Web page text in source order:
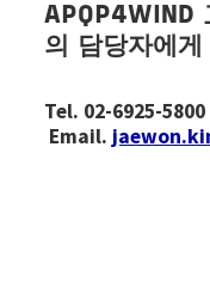
APQP4WIND
의 담당자에
Tel. 02-6925-
Email.